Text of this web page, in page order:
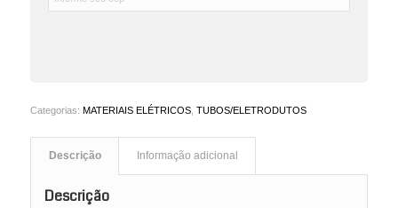
Categorias: MATERIAIS ELÉTRICOS, TUBOS/ELETRODUTOS
Descrição Informação adicional
Descrição